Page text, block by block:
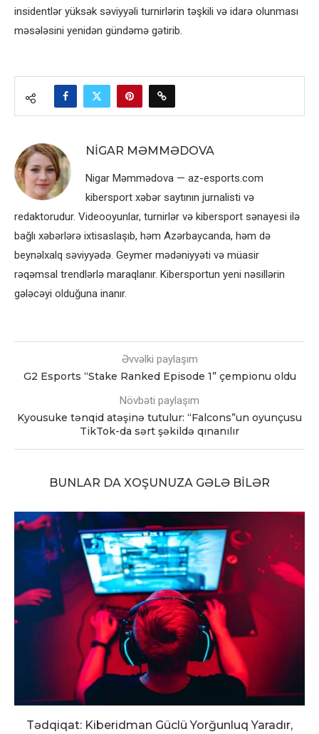
insidentlər yüksək səviyyəli turnirlərin təşkili və idarə olunması
məsələsini yenidən gündəmə gətirib.
NIGAR MƏMMƏDOVA
Nigar Məmmədova — az-esports.com
kibersport xəbər saytının jurnalisti və
redaktorudur. Videooyunlar, turnirlər və kibersport sənayesi ilə
bağlı xəbərlərə ixtisaslaşıb, həm Azərbaycanda, həm də
beynəlxalq səviyyədə. Geymer mədəniyyəti və müasir
rəqəmsal trendlərlə maraqlanır. Kibersportun yeni nəsillərin
gələcəyi olduğuna inanır.
Əvvəlki paylaşım
G2 Esports “Stake Ranked Episode 1” çempionu oldu
Növbəti paylaşım
Kyousuke tənqid atəşinə tutulur: “Falcons”un oyunçusu
TikTok-da sərt şəkildə qınanılır
BUNLAR DA XOŞUNUZA GƏLƏ BILƏR
Tədqiqat: Kiberidman Güclü Yorğunluq Yaradır,